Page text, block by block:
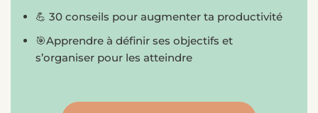
💪 30 conseils pour augmenter ta productivité
🎯Apprendre à définir ses objectifs et
s’organiser pour les atteindre